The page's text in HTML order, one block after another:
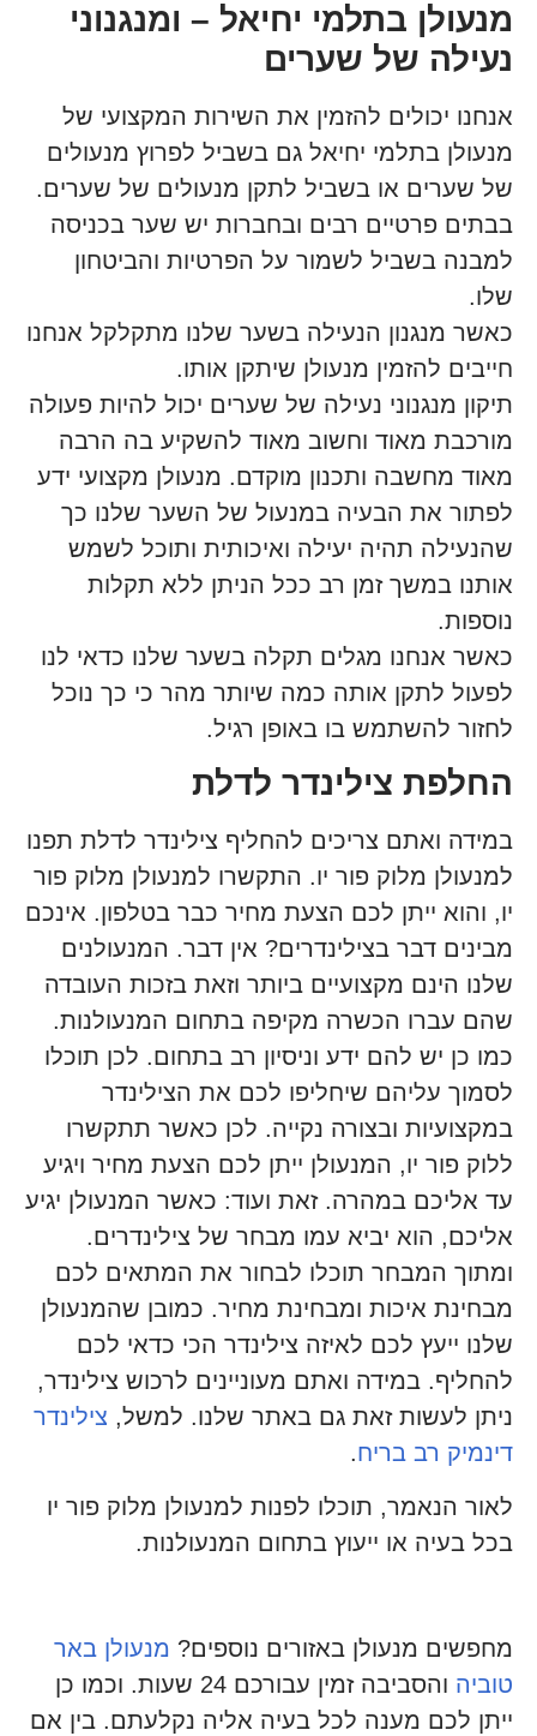
מנעולן בתלמי יחיאל – ומנגנוני
נעילה של שערים
אנחנו יכולים להזמין את השירות המקצועי של
מנעולן בתלמי יחיאל גם בשביל לפרוץ מנעולים
של שערים או בשביל לתקן מנעולים של שערים.
בבתים פרטיים רבים ובחברות יש שער בכניסה
למבנה בשביל לשמור על הפרטיות והביטחון
שלו.
כאשר מנגנון הנעילה בשער שלנו מתקלקל אנחנו
חייבים להזמין מנעולן שיתקן אותו.
תיקון מנגנוני נעילה של שערים יכול להיות פעולה
מורכבת מאוד וחשוב מאוד להשקיע בה הרבה
מאוד מחשבה ותכנון מוקדם. מנעולן מקצועי ידע
לפתור את הבעיה במנעול של השער שלנו כך
שהנעילה תהיה יעילה ואיכותית ותוכל לשמש
אותנו במשך זמן רב ככל הניתן ללא תקלות
נוספות.
כאשר אנחנו מגלים תקלה בשער שלנו כדאי לנו
לפעול לתקן אותה כמה שיותר מהר כי כך נוכל
לחזור להשתמש בו באופן רגיל.
החלפת צילינדר לדלת
במידה ואתם צריכים להחליף צילינדר לדלת תפנו
למנעולן מלוק פור יו. התקשרו למנעולן מלוק פור
יו, והוא ייתן לכם הצעת מחיר כבר בטלפון. אינכם
מבינים דבר בצילינדרים? אין דבר. המנעולנים
שלנו הינם מקצועיים ביותר וזאת בזכות העובדה
שהם עברו הכשרה מקיפה בתחום המנעולנות.
כמו כן יש להם ידע וניסיון רב בתחום. לכן תוכלו
לסמוך עליהם שיחליפו לכם את הצילינדר
במקצועיות ובצורה נקייה. לכן כאשר תתקשרו
ללוק פור יו, המנעולן ייתן לכם הצעת מחיר ויגיע
עד אליכם במהרה. זאת ועוד: כאשר המנעולן יגיע
אליכם, הוא יביא עמו מבחר של צילינדרים.
ומתוך המבחר תוכלו לבחור את המתאים לכם
מבחינת איכות ומבחינת מחיר. כמובן שהמנעולן
שלנו ייעץ לכם לאיזה צילינדר הכי כדאי לכם
להחליף. במידה ואתם מעוניינים לרכוש צילינדר,
ניתן לעשות זאת גם באתר שלנו. למשל, צילינדר
דינמיק רב בריח.
לאור הנאמר, תוכלו לפנות למנעולן מלוק פור יו
בכל בעיה או ייעוץ בתחום המנעולנות.
מחפשים מנעולן באזורים נוספים? מנעולן באר
טוביה
והסביבה זמין עבורכם 24 שעות. וכמו כן
ייתן לכם מענה לכל בעיה אליה נקלעתם. בין אם